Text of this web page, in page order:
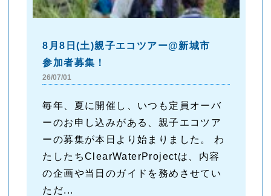
8月8日(土)親子エコツアー@新城市
参加者募集！
26/07/01
毎年、夏に開催し、いつも定員オーバ
ーのお申し込みがある、親子エコツア
ーの募集が本日より始まりました。 わ
たしたちClearWaterProjectは、内容
の企画や当日のガイドを務めさせてい
ただ...